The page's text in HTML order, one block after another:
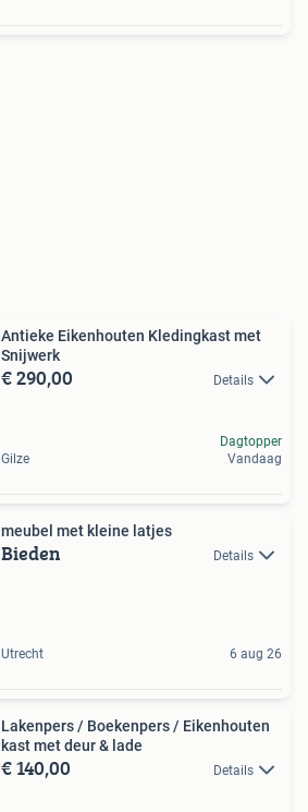
Antieke Eikenhouten Kledingkast met
Snijwerk
€ 290,00 Details
Gilze
Dagtopper
Vandaag
meubel met kleine latjes
Bieden Details
Utrecht 6 aug 26
Lakenpers / Boekenpers / Eikenhouten
kast met deur & lade
€ 140,00 Details